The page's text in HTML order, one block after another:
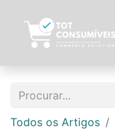
Todos os Artigos